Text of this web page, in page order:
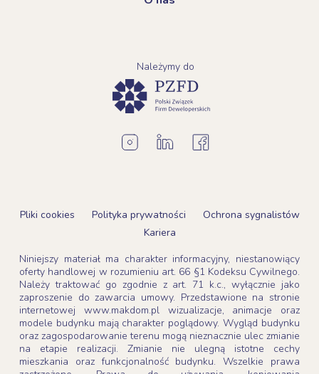
Należymy do
Pliki cookies Polityka prywatności
Ochrona sygnalistów
Kariera
Niniejszy materiał ma charakter informacyjny, niestanowiący
oferty handlowej w rozumieniu art. 66 §1 Kodeksu Cywilnego.
Należy traktować go zgodnie z art. 71 k.c., wyłącznie jako
zaproszenie do zawarcia umowy. Przedstawione na stronie
internetowej www.makdom.pl wizualizacje, animacje oraz
modele budynku mają charakter poglądowy. Wygląd budynku
oraz zagospodarowanie terenu mogą nieznacznie ulec zmianie
na etapie realizacji. Zmianie nie ulegną istotne cechy
mieszkania oraz funkcjonalność budynku. Wszelkie prawa